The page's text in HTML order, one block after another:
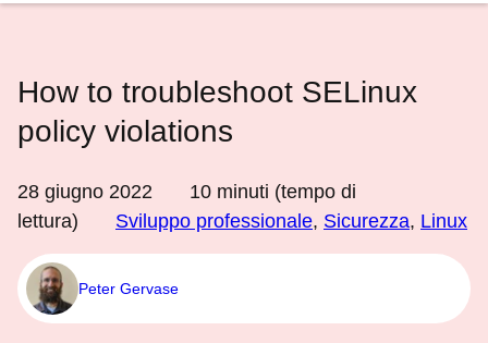
How to troubleshoot SELinux
policy violations
28 giugno 2022 10 minuti (tempo di
lettura)
Sviluppo professionale, Sicurezza, Linux
Peter Gervase